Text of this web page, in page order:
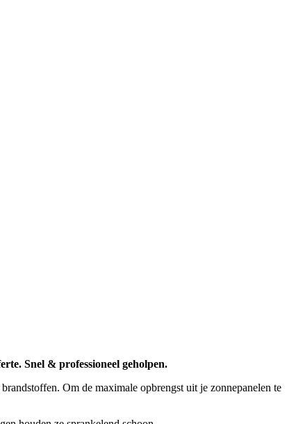
Snel & professioneel geholpen.
Om de maximale opbrengst uit je zonnepanelen te